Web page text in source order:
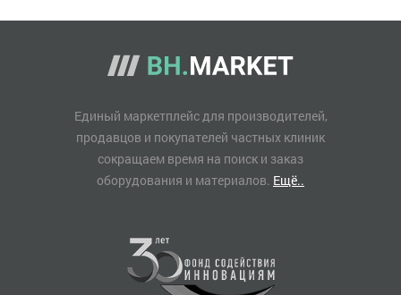
Единый маркетплейс для производителей,
продавцов и покупателей частных клиник
сокращаем время на поиск и заказ
оборудования и материалов. Ещё..